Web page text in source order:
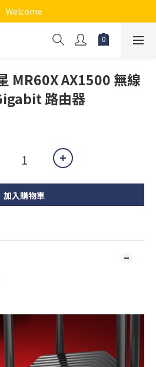
Welcome
MR60X AX1500 無線
路由器
加入購物車